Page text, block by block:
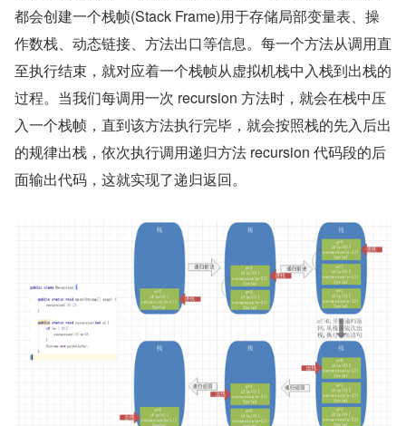
都会创建一个栈帧(Stack Frame)用于存储局部变量表、操
作数栈、动态链接、方法出口等信息。每一个方法从调用直
至执行结束，就对应着一个栈帧从虚拟机栈中入栈到出栈的
过程。当我们每调用一次 recursion 方法时，就会在栈中压
入一个栈帧，直到该方法执行完毕，就会按照栈的先入后出
的规律出栈，依次执行调用递归方法 recursion 代码段的后
面输出代码，这就实现了递归返回。